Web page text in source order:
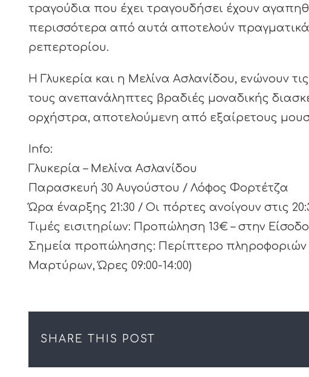
τραγούδια που έχει τραγουδήσει έχουν
περισσότερα από αυτά αποτελούν πραγματικά
ρεπερτορίου.
Η Γλυκερία και η Μελίνα Ασλανίδου, ενώνουν
τους ανεπανάληπτες βραδιές μοναδικής
ορχήστρα, αποτελούμενη από εξαίρετους
Info:
Γλυκερία – Μελίνα Ασλανίδου
Παρασκευή 30 Αυγούστου / Λόφος Φορτέτζα
Ώρα έναρξης 21:30 / Οι πόρτες ανοίγουν στις
Τιμές εισιτηρίων: Προπώληση 13€ – στην
Σημεία προπώλησης: Περίπτερο
Μαρτύρων, Ώρες 09:00-14:00)
SHARE THIS POST